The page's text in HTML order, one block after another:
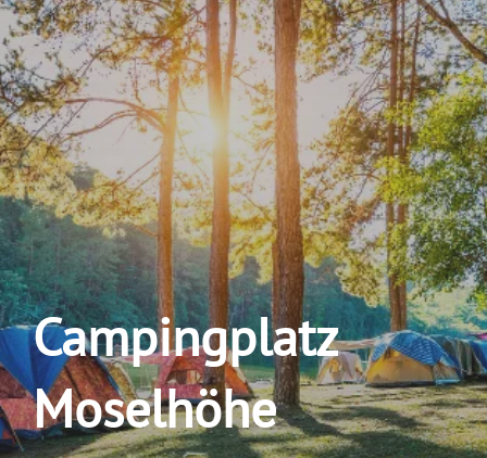
Campingplatz
Moselhöhe